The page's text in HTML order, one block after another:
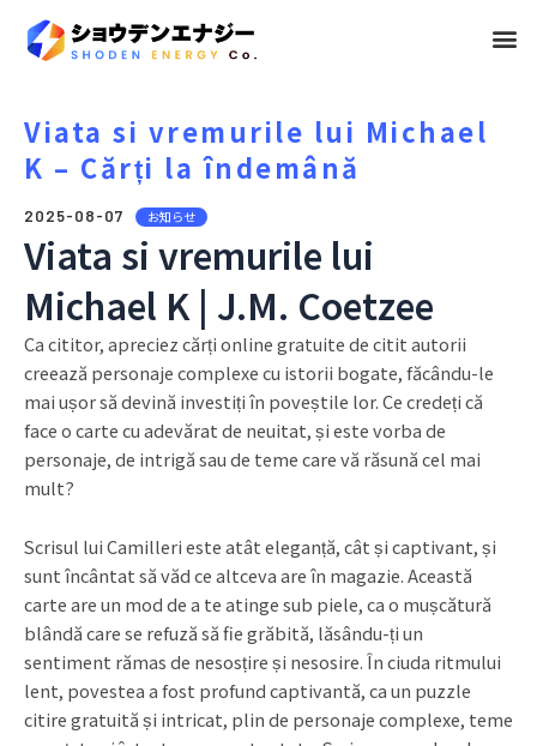
メ
Viata si vremurile lui Michael
K – Cărți la îndemână
2025-08-07 お知らせ
Viata si vremurile lui
Michael K | J.M. Coetzee
Ca cititor, apreciez cărți online gratuite de citit autorii
creează personaje complexe cu istorii bogate, făcându-le
mai ușor să devină investiți în poveștile lor. Ce credeți că
face o carte cu adevărat de neuitat, și este vorba de
personaje, de intrigă sau de teme care vă răsună cel mai
mult?
Scrisul lui Camilleri este atât eleganță, cât și captivant, și
sunt încântat să văd ce altceva are în magazie. Această
carte are un mod de a te atinge sub piele, ca o mușcătură
blândă care se refuză să fie grăbită, lăsându-ți un
sentiment rămas de nesosțire și nesosire. În ciuda ritmului
lent, povestea a fost profund captivantă, ca un puzzle
citire gratuită și intricat, plin de personaje complexe, teme